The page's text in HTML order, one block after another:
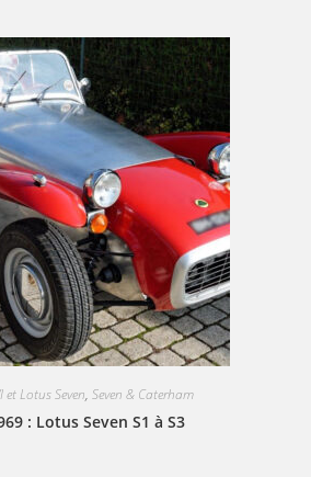
Lotus Seven, Seven & Caterham
: Lotus Seven S1 à S3